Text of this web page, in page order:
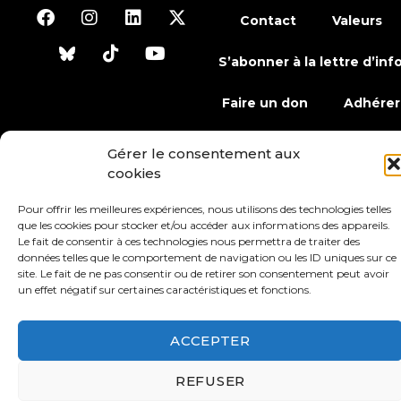
Gérer le consentement aux
cookies
Pour offrir les meilleures expériences, nous utilisons des technologies telles
que les cookies pour stocker et/ou accéder aux informations des appareils.
Le fait de consentir à ces technologies nous permettra de traiter des
données telles que le comportement de navigation ou les ID uniques sur ce
site. Le fait de ne pas consentir ou de retirer son consentement peut avoir
un effet négatif sur certaines caractéristiques et fonctions.
ACCEPTER
REFUSER
Contact Valeurs
S’abonner à la lettre
Faire un don Adhérer
Conditions générales d’utilisation
Protection des données Mentions légales